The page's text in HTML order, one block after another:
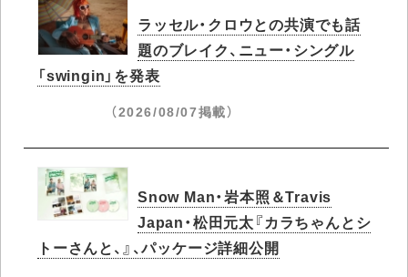
ラッセル・クロウとの共演でも話
題のブレイク、ニュー・シングル
「swingin」を発表
（2026/08/07掲載）
Snow Man・岩本照＆Travis
Japan・松田元太『カラちゃんとシ
トーさんと、』、パッケージ詳細公開